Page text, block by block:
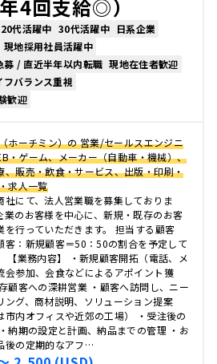
4回支給◎）
20代活躍中 30代活躍中 日系企業
現地採用社員活躍中
募 / 直近半年以内転職 現地在住者歓迎
フバランス重視
歓迎
ホーチミン）の 営業/セールスエンジニ
・ゲーム、メーカー（自動車・機械）、
、販売・飲食・サービス、出版・印刷・
求人一覧
社にて、法人営業職を募集しておりま
業のお客様を中心に、新規・既存のお客
を行っていただきます。 担当する顧客
客：新規顧客＝50：50の割合を予定して
【業務内容】 ・新規顧客開拓（電話、メ
会参加、会食などによるアポイント獲
顧客への深耕営業 ・顧客へ訪問し、ニー
ング、商材説明、ソリューション提案
市内オフィスや近郊の工場） ・受注後の
納期の設定と計画、納品までの管理 ・お
後の定期的なアフ…